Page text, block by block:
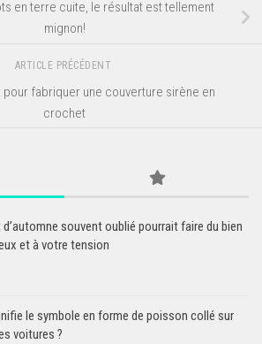
en terre cuite, le résultat est tellement
mignon!
ARTICLE PRÉCÉDENT
pour fabriquer une couverture sirène en
crochet
souvent oublié pourrait faire du bien
et à votre tension
le symbole en forme de poisson collé sur
voitures ?